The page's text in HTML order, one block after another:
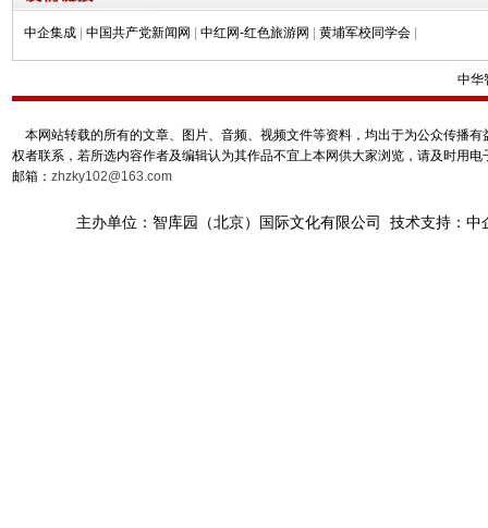
中企集成 中国共产党新闻网 中红网-红色旅游网 黄埔军校同学会
中华
本网站转载的所有的文章、图片、音频、视频文件等资料，均出于为公众传播
权者联系，若所选内容作者及编辑认为其作品不宜上本网供大家浏览，请及时用
邮箱： zhzky102@163.com
主办单位：智库园（北京）国际文化有限公司 技术支持：